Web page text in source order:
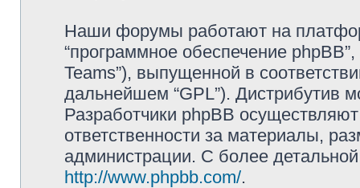
Наши форумы работают на
“программное обеспечение
Teams”), выпущенной в
дальнейшем “GPL”). Дистрибутив
Разработчики phpBB
ответственности за материалы,
администрации. С более
http://www.phpbb.com/.